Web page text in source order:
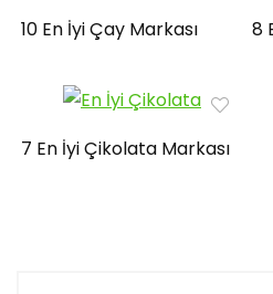
10 En İyi Çay Markası 8
7 En İyi Çikolata Markası